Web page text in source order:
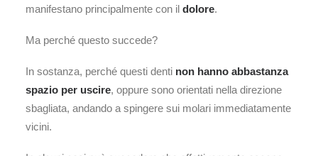
manifestano principalmente con il dolore.
Ma perché questo succede?
In sostanza, perché questi denti non hanno abbastanza
spazio per uscire, oppure sono orientati nella direzione
sbagliata, andando a spingere sui molari immediatamente
vicini.